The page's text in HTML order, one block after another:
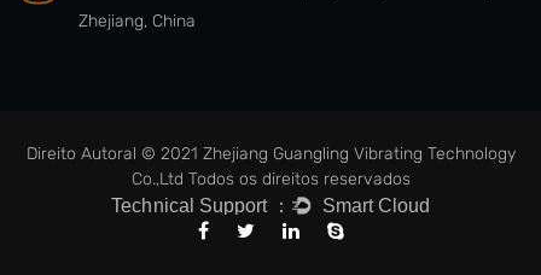
Zhejiang, China
Direito Autoral © 2021 Zhejiang Guangling Vibrating Technology
Co.,Ltd Todos os direitos reservados